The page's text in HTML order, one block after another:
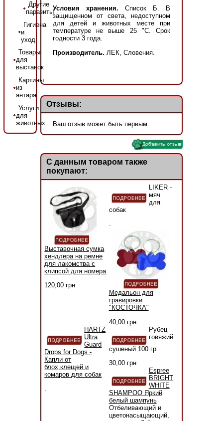
Условия хранения. Список Б. В
защищенном от света, недоступном
для детей и животных месте при
температуре не выше 25 "С. Срок
годности 3 года.
Производитель. ЛЕК, Словения.
Отзывы:
Ваш отзыв может быть первым.
С данным товаром также
покупают:
Выставочная сумка
хендлера на ремне
для лакомства с
клипсой для номера
120,00 грн
LIKER -
мяч
для
собак
.
Медальон для
гравировки
"КОСТОЧКА"
40,00 грн
HARTZ
Ultra
Guard
Drops for Dogs -
Капли от
блох,клещей и
комаров для собак
Рубец
говяжий
сушеный 100 гр
30,00 грн
Espree
BRIGHT
WHITE
SHAMPOO Яркий
белый шампунь
Отбеливающий и
цветонасыщающий,
Другие
паразиты
Гигиена
и
уход
Товары
для
выставок
Картины
из
янтаря
Услуги
для
животных